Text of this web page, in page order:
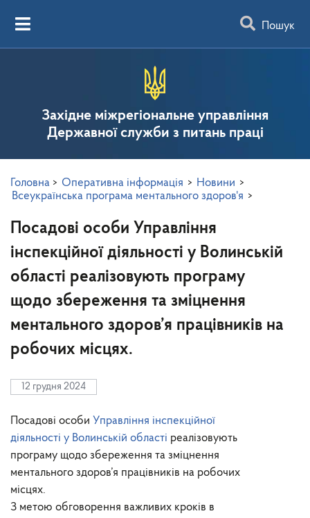
Пошук
Західне міжрегіональне управління
Державної служби з питань праці
Головна > Оперативна інформація > Новини >
Всеукраїнська програма ментального здоров'я >
Посадові особи Управління
інспекційної діяльності у Волинській
області реалізовують програму
щодо збереження та зміцнення
ментального здоров’я працівників на
робочих місцях.
12 грудня 2024
Посадові особи Управління інспекційної
діяльності у Волинській області реалізовують
програму щодо збереження та зміцнення
ментального здоров’я працівників на робочих
місцях.
З метою обговорення важливих кроків в